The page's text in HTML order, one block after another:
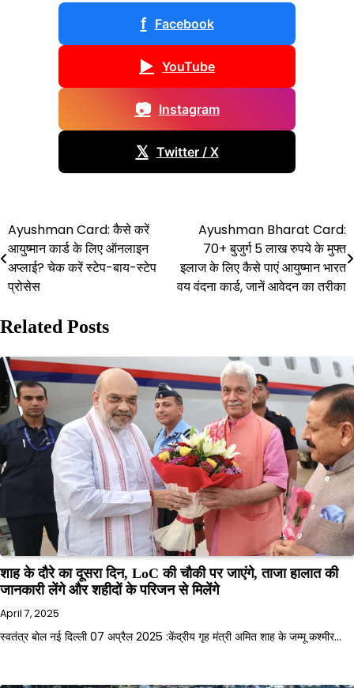
f Facebook
▶ YouTube
📷 Instagram
𝕏 Twitter / X
Post
navigation
Ayushman Card: कैसे करें
आयुष्मान कार्ड के लिए ऑनलाइन
अप्लाई? चेक करें स्टेप-बाय-स्टेप
प्रोसेस
Ayushman Bharat Card:
70+ बुजुर्ग 5 लाख रुपये के मुफ्त
इलाज के लिए कैसे पाएं आयुष्मान भारत
वय वंदना कार्ड, जानें आवेदन का तरीका
Related Posts
शाह के दौरे का दूसरा दिन, LoC की चौकी पर जाएंगे, ताजा हालात की
जानकारी लेंगे और शहीदों के परिजन से मिलेंगे
April 7, 2025
स्वतंत्र बोल नई दिल्ली 07 अप्रैल 2025 :केंद्रीय गृह मंत्री अमित शाह के जम्मू कश्मीर…